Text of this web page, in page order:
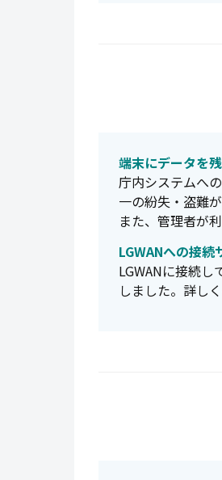
端末にデータを
庁内システムへ
一の紛失・盗難
また、管理者が
LGWANへの接続
LGWANに接続
しました。詳し